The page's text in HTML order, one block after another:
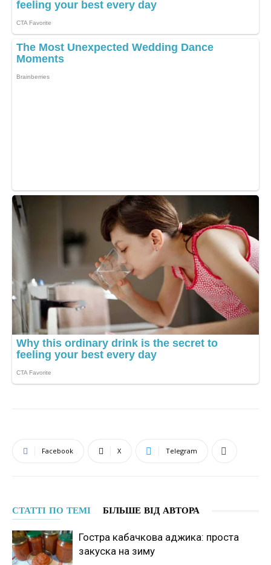
Facebook X Telegram
СТАТТІ ПО ТЕМІ БІЛЬШЕ ВІД АВТОРА
Гостра кабачкова аджика: проста
закуска на зиму